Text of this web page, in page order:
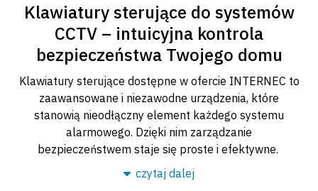
Klawiatury sterujące do systemów
CCTV – intuicyjna kontrola
bezpieczeństwa Twojego domu
Klawiatury sterujące dostępne w ofercie INTERNEC to
zaawansowane i niezawodne urządzenia, które
stanowią nieodłączny element każdego systemu
alarmowego. Dzięki nim zarządzanie
bezpieczeństwem staje się proste i efektywne.
czytaj dalej